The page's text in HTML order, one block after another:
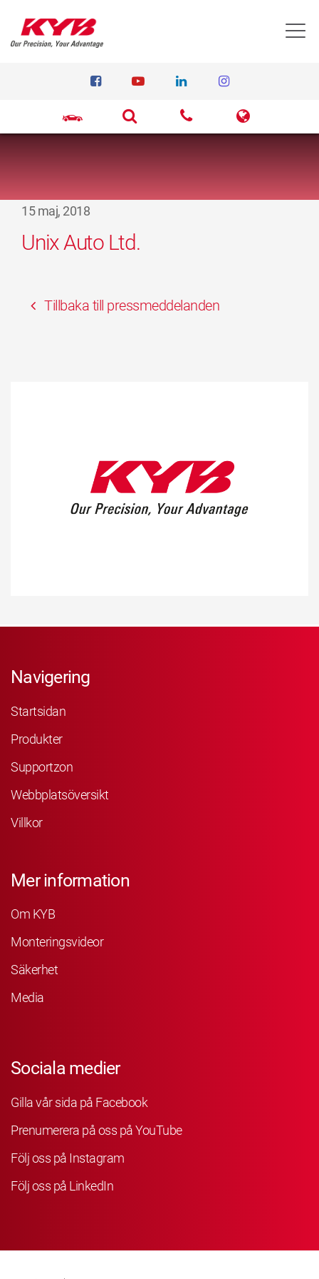
15 maj, 2018
Unix Auto Ltd.
Tillbaka till pressmeddelanden
Navigering
Startsidan
Produkter
Supportzon
Webbplatsöversikt
Villkor
Mer information
Om KYB
Monteringsvideor
Säkerhet
Media
Sociala medier
Gilla vår sida på Facebook
Prenumerera på oss på YouTube
Följ oss på Instagram
Följ oss på LinkedIn